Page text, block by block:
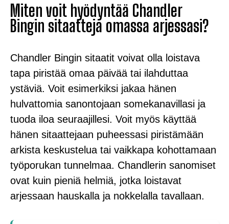
Miten voit hyödyntää Chandler
Bingin sitaatteja omassa arjessasi?
Chandler Bingin sitaatit voivat olla loistava
tapa piristää omaa päivää tai ilahduttaa
ystäviä. Voit esimerkiksi jakaa hänen
hulvattomia sanontojaan somekanavillasi ja
tuoda iloa seuraajillesi. Voit myös käyttää
hänen sitaattejaan puheessasi piristämään
arkista keskustelua tai vaikkapa kohottamaan
työporukan tunnelmaa. Chandlerin sanomiset
ovat kuin pieniä helmiä, jotka loistavat
arjessaan hauskalla ja nokkelalla tavallaan.